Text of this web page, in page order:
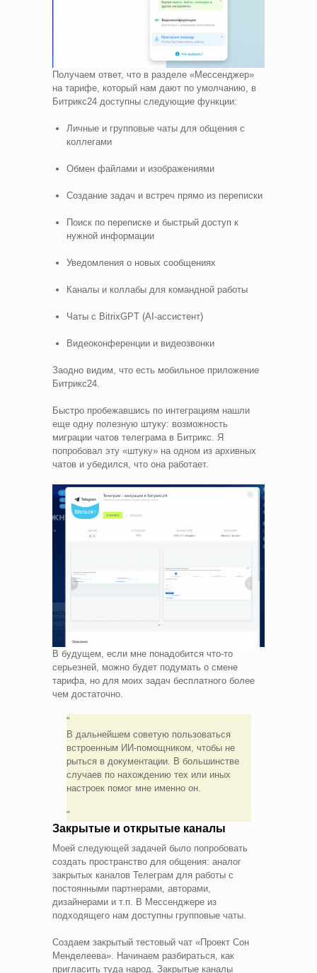
Получаем ответ, что в разделе «Мессенджер»
на тарифе, который нам дают по умолчанию, в
Битрикс24 доступны следующие функции:
Личные и групповые чаты для общения с
коллегами
Обмен файлами и изображениями
Создание задач и встреч прямо из переписки
Поиск по переписке и быстрый доступ к
нужной информации
Уведомления о новых сообщениях
Каналы и коллабы для командной работы
Чаты с BitrixGPT (AI-ассистент)
Видеоконференции и видеозвонки
Заодно видим, что есть мобильное приложение
Битрикс24.
Быстро пробежавшись по интеграциям нашли
еще одну полезную штуку: возможность
миграции чатов телеграма в Битрикс. Я
попробовал эту «штуку» на одном из архивных
чатов и убедился, что она работает.
В будущем, если мне понадобится что-то
серьезней, можно будет подумать о смене
тарифа, но для моих задач бесплатного более
чем достаточно.
В дальнейшем советую пользоваться
встроенным ИИ-помощником, чтобы не
рыться в документации. В большинстве
случаев по нахождению тех или иных
настроек помог мне именно он.
Закрытые и открытые каналы
Моей следующей задачей было попробовать
создать пространство для общения: аналог
закрытых каналов Телеграм для работы с
постоянными партнерами, авторами,
дизайнерами и т.п. В Мессенджере из
подходящего нам доступны групповые чаты.
Создаем закрытый тестовый чат «Проект Сон
Менделеева». Начинаем разбираться, как
пригласить туда народ. Закрытые каналы